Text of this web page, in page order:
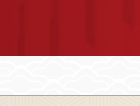
培养了大批优秀的博士后、博士研究生和硕